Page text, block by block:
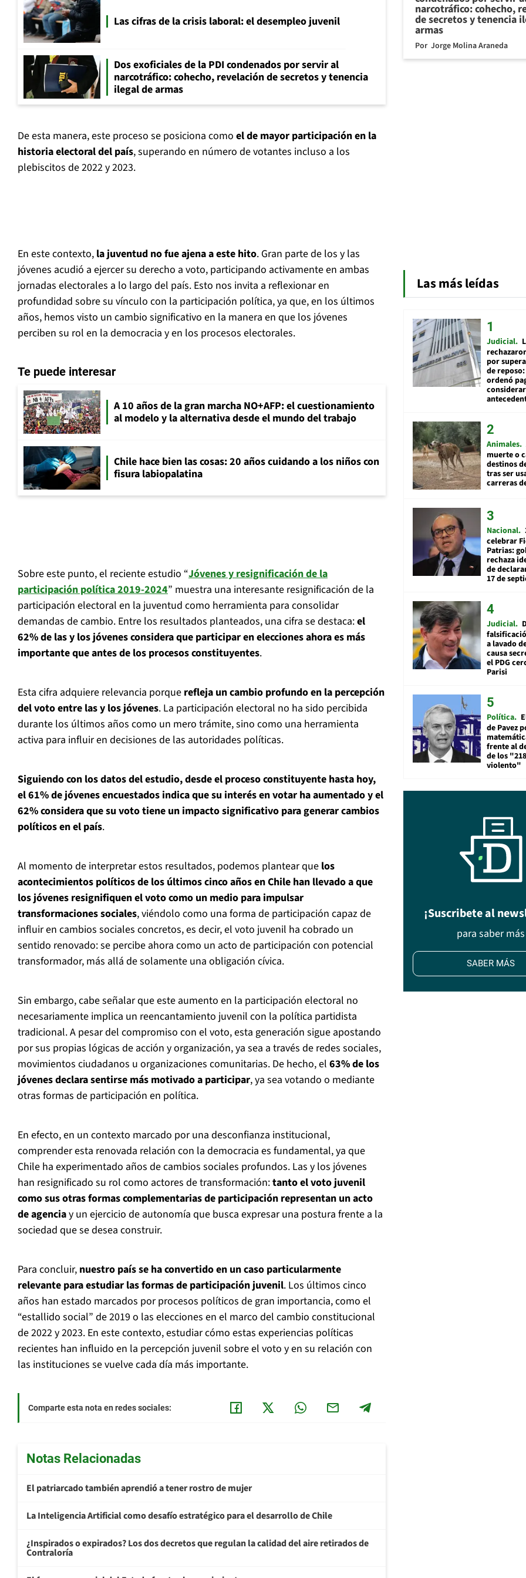
Las cifras de la crisis laboral: el desempleo juvenil
Dos exoficiales de la PDI condenados por servir al
narcotráfico: cohecho, revelación de secretos y tenencia
ilegal de armas
De esta manera, este proceso se posiciona como el de mayor participación en la
historia electoral del país, superando en número de votantes incluso a los
plebiscitos de 2022 y 2023.
En este contexto, la juventud no fue ajena a este hito. Gran parte de los y las
jóvenes acudió a ejercer su derecho a voto, participando activamente en ambas
jornadas electorales a lo largo del país. Esto nos invita a reflexionar en
profundidad sobre su vínculo con la participación política, ya que, en los últimos
años, hemos visto un cambio significativo en la manera en que los jóvenes
perciben su rol en la democracia y en los procesos electorales.
Te puede interesar
A 10 años de la gran marcha NO+AFP: el cuestionamiento
al modelo y la alternativa desde el mundo del trabajo
Chile hace bien las cosas: 20 años cuidando a los niños con
fisura labiopalatina
Sobre este punto, el reciente estudio “Jóvenes y resignificación de la
participación política 2019-2024” muestra una interesante resignificación de la
participación electoral en la juventud como herramienta para consolidar
demandas de cambio. Entre los resultados planteados, una cifra se destaca:el
62% de las y los jóvenes considera que participar en elecciones ahora es más
importante que antes de los procesos constituyentes.
Esta cifra adquiere relevancia porque refleja un cambio profundo en la percepción
del voto entre las y los jóvenes. La participación electoral no ha sido percibida
durante los últimos años como un mero trámite, sino como una herramienta
activa para influir en decisiones de las autoridades políticas.
Siguiendo con los datos del estudio, desde el proceso constituyente hasta hoy,
el 61% de jóvenes encuestados indica que su interés en votar ha aumentado y el
62% considera que su voto tiene un impacto significativo para generar cambios
políticos en el país.
Al momento de interpretar estos resultados, podemos plantear que los
acontecimientos políticos de los últimos cinco años en Chile han llevado a que
los jóvenes resignifiquen el voto como un medio para impulsar
transformaciones sociales, viéndolo como una forma de participación capaz de
influir en cambios sociales concretos, es decir, el voto juvenil ha cobrado un
sentido renovado: se percibe ahora como un acto de participación con potencial
transformador, más allá de solamente una obligación cívica.
Sin embargo, cabe señalar que este aumento en la participación electoral no
necesariamente implica un reencantamiento juvenil con la política partidista
tradicional. A pesar del compromiso con el voto, esta generación sigue apostando
por sus propias lógicas de acción y organización, ya sea a través de redes sociales,
movimientos ciudadanos u organizaciones comunitarias. De hecho, el 63% de los
jóvenes declara sentirse más motivado a participar, ya sea votando o mediante
otras formas de participación en política.
En efecto, en un contexto marcado por una desconfianza institucional,
comprender esta renovada relación con la democracia es fundamental, ya que
Chile ha experimentado años de cambios sociales profundos. Las y los jóvenes
han resignificado su rol como actores de transformación:tanto el voto juvenil
como sus otras formas complementarias de participación representan un acto
de agenciay un ejercicio de autonomía que busca expresar una postura frente a la
sociedad que se desea construir.
Para concluir, nuestro país se ha convertido en un caso particularmente
relevante para estudiar las formas de participación juvenil. Los últimos cinco
años han estado marcados por procesos políticos de gran importancia, como el
“estallido social” de 2019 o las elecciones en el marco del cambio constitucional
de 2022 y 2023. En este contexto, estudiar cómo estas experiencias políticas
recientes han influido en la percepción juvenil sobre el voto y en su relación con
las instituciones se vuelve cada día más importante.
Comparte esta nota en redes sociales:
Notas Relacionadas
El patriarcado también aprendió a tener rostro de mujer
La Inteligencia Artificial como desafío estratégico para el desarrollo de Chile
¿Inspirados o expirados? Los dos decretos que regulan la calidad del aire retirados de
Contraloría
narcotráfico: cohecho,
de secretos y tenencia
armas
Por Jorge Molina Araneda
Las más leídas
Judicial
por
de
ordenó
Animales
muerte o
destinos
tras ser
carreras
Nacional
celebrar
Patrias:
rechaza
de
17 de
Judicial
a lavado
causa
el PDG
Parisi
Política
de Pavez
frente al
de los
violento"
¡Suscribete al
para saber más
SABER MÁS